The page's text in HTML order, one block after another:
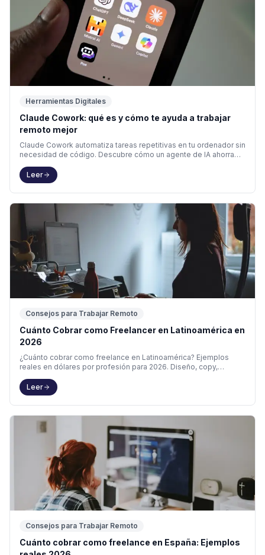
Herramientas Digitales
Claude Cowork: qué es y cómo te ayuda a trabajar
remoto mejor
Claude Cowork automatiza tareas repetitivas en tu ordenador sin
necesidad de código. Descubre cómo un agente de IA ahorra
Leer
Consejos para Trabajar Remoto
Cuánto Cobrar como Freelancer en Latinoamérica en
2026
¿Cuánto cobrar como freelance en Latinoamérica? Ejemplos
reales en dólares por profesión para 2026. Diseño, copy,
Leer
Consejos para Trabajar Remoto
Cuánto cobrar como freelance en España: Ejemplos